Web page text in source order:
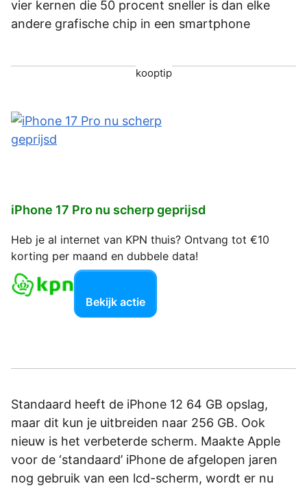
vier kernen die 50 procent sneller is dan elke
andere grafische chip in een smartphone
kooptip
iPhone 17 Pro nu scherp geprijsd
Heb je al internet van KPN thuis? Ontvang tot €10
korting per maand en dubbele data!
Bekijk actie
Standaard heeft de iPhone 12 64 GB opslag,
maar dit kun je uitbreiden naar 256 GB. Ook
nieuw is het verbeterde scherm. Maakte Apple
voor de ‘standaard’ iPhone de afgelopen jaren
nog gebruik van een lcd-scherm, wordt er nu